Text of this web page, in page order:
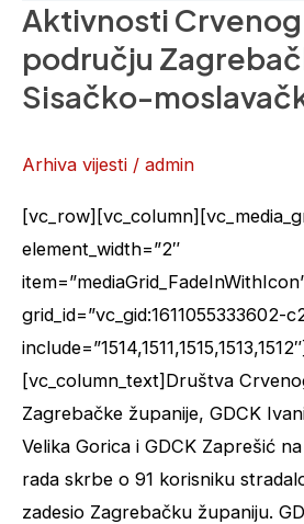
Aktivnosti Crvenog
području
Sisačko-
Arhiva vijesti / admin
element_width=”2″
grid_id=”vc_gid:1611055333602-
[vc_column_text]Društva
Zagrebačke županije, GDCK
Velika Gorica i GDCK Zaprešić
rada skrbe o 91 korisniku
zadesio Zagrebačku županiju.
Aktivnosti
Crvenog
križa
na
Zagrebačke
i
Sisačko-
moslavačke
županije